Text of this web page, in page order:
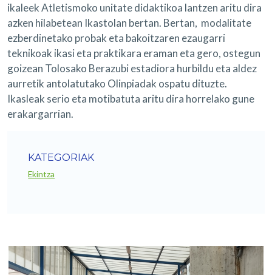
ikaleek Atletismoko unitate didaktikoa lantzen aritu dira
azken hilabetean Ikastolan bertan. Bertan, modalitate
ezberdinetako probak eta bakoitzaren ezaugarri
teknikoak ikasi eta praktikara eraman eta gero, ostegun
goizean Tolosako Berazubi estadiora hurbildu eta aldez
aurretik antolatutako Olinpiadak ospatu dituzte.
Ikasleak serio eta motibatuta aritu dira horrelako gune
erakargarrian.
KATEGORIAK
Ekintza